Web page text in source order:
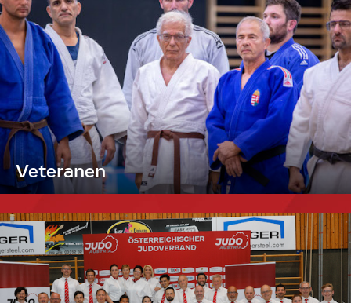
Veteranen